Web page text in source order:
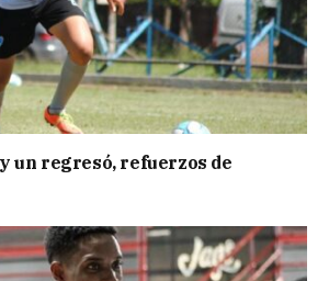
un regresó, refuerzos de